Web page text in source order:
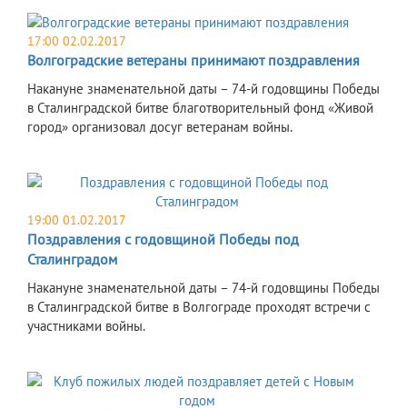
17:00 02.02.2017
Волгоградские ветераны принимают поздравления
Накануне знаменательной даты – 74-й годовщины Победы
в Сталинградской битве благотворительный фонд «Живой
город» организовал досуг ветеранам войны.
19:00 01.02.2017
Поздравления с годовщиной Победы под
Сталинградом
Накануне знаменательной даты – 74-й годовщины Победы
в Сталинградской битве в Волгограде проходят встречи с
участниками войны.